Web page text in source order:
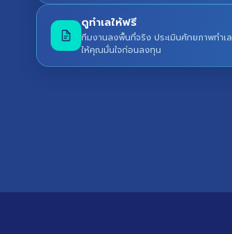
ดูทำเลให้ฟรี
ทีมงานลงพื้นที่จริง ประเมินศักยภาพทำเล
ให้คุณมั่นใจก่อนลงทุน